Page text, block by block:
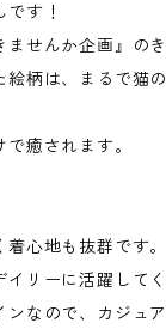
す！
せんか企画』の
柄は、まるで猫
癒されます。
心地も抜群です。
リーに活躍して
なので、カジュ